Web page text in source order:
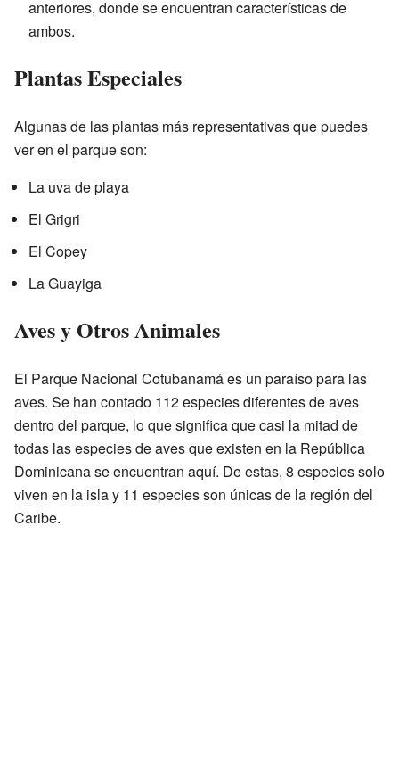
anteriores, donde se encuentran características de
ambos.
Plantas Especiales
Algunas de las plantas más representativas que puedes
ver en el parque son:
La uva de playa
El Grigri
El Copey
La Guayiga
Aves y Otros Animales
El Parque Nacional Cotubanamá es un paraíso para las
aves. Se han contado 112 especies diferentes de aves
dentro del parque, lo que significa que casi la mitad de
todas las especies de aves que existen en la República
Dominicana se encuentran aquí. De estas, 8 especies solo
viven en la isla y 11 especies son únicas de la región del
Caribe.